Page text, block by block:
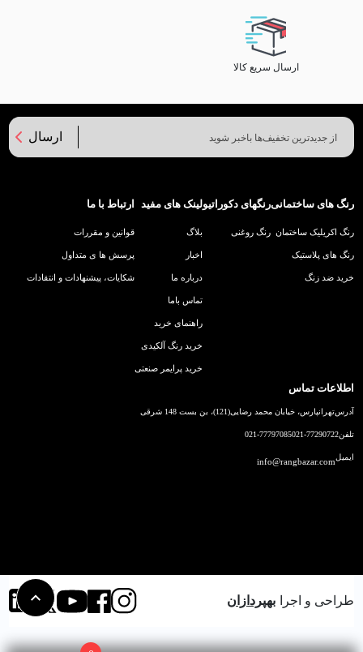
ارسال سریع کالا
ارسال
رنگ های ساختمانی
رنگ اکریلیک ساختمان
رنگ های پلاستیک
خرید ضد زنگ
رنگهای دکوراتیو
رنگ روغنی
لینک های مفید
بلاگ
اخبار
درباره ما
تماس باما
راهنمای خرید
خرید رنگ آلکیدی
خرید پرایمر صنعتی
ارتباط با ما
قوانین و مقررات
پرسش ها ی متداول
شکایات، پیشنهادات و انتقادات
اطلاعات تماس
آدرستهرانپارس، خیابان محمد رضایی(121)، بن بست 148 شرقی
تلفن021-77290722
021-77797085
ایمیلinfo@rangbazar.com
طراحی و اجرا بهپردازان